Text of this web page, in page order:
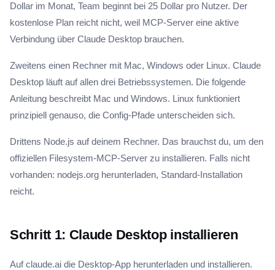
Dollar im Monat, Team beginnt bei 25 Dollar pro Nutzer. Der
kostenlose Plan reicht nicht, weil MCP-Server eine aktive
Verbindung über Claude Desktop brauchen.
Zweitens einen Rechner mit Mac, Windows oder Linux. Claude
Desktop läuft auf allen drei Betriebssystemen. Die folgende
Anleitung beschreibt Mac und Windows. Linux funktioniert
prinzipiell genauso, die Config-Pfade unterscheiden sich.
Drittens Node.js auf deinem Rechner. Das brauchst du, um den
offiziellen Filesystem-MCP-Server zu installieren. Falls nicht
vorhanden: nodejs.org herunterladen, Standard-Installation
reicht.
Schritt 1: Claude Desktop installieren
Auf claude.ai die Desktop-App herunterladen und installieren.